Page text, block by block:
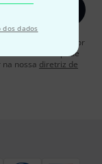
dos dados
publicidade por
Você pode
nossa diretriz de